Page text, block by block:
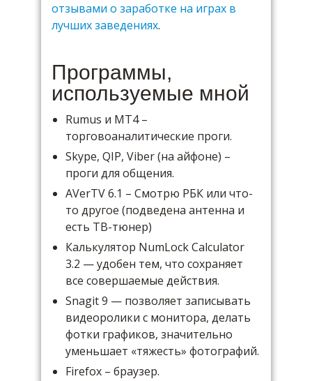
отзывами о заработке на играх в
лучших заведениях.
Программы,
используемые мной
Rumus и МТ4 –
торговоаналитические проги.
Skype, QIP, Viber (на айфоне) –
проги для общения.
AVerTV 6.1 – Смотрю РБК или что-
то другое (подведена антенна и
есть ТВ-тюнер)
Калькулятор NumLock Calculator
3.2 — удобен тем, что сохраняет
все совершаемые действия.
Snagit 9 — позволяет записывать
видеоролики с монитора, делать
фотки графиков, значительно
уменьшает «тяжесть» фотографий.
Firefox – браузер.